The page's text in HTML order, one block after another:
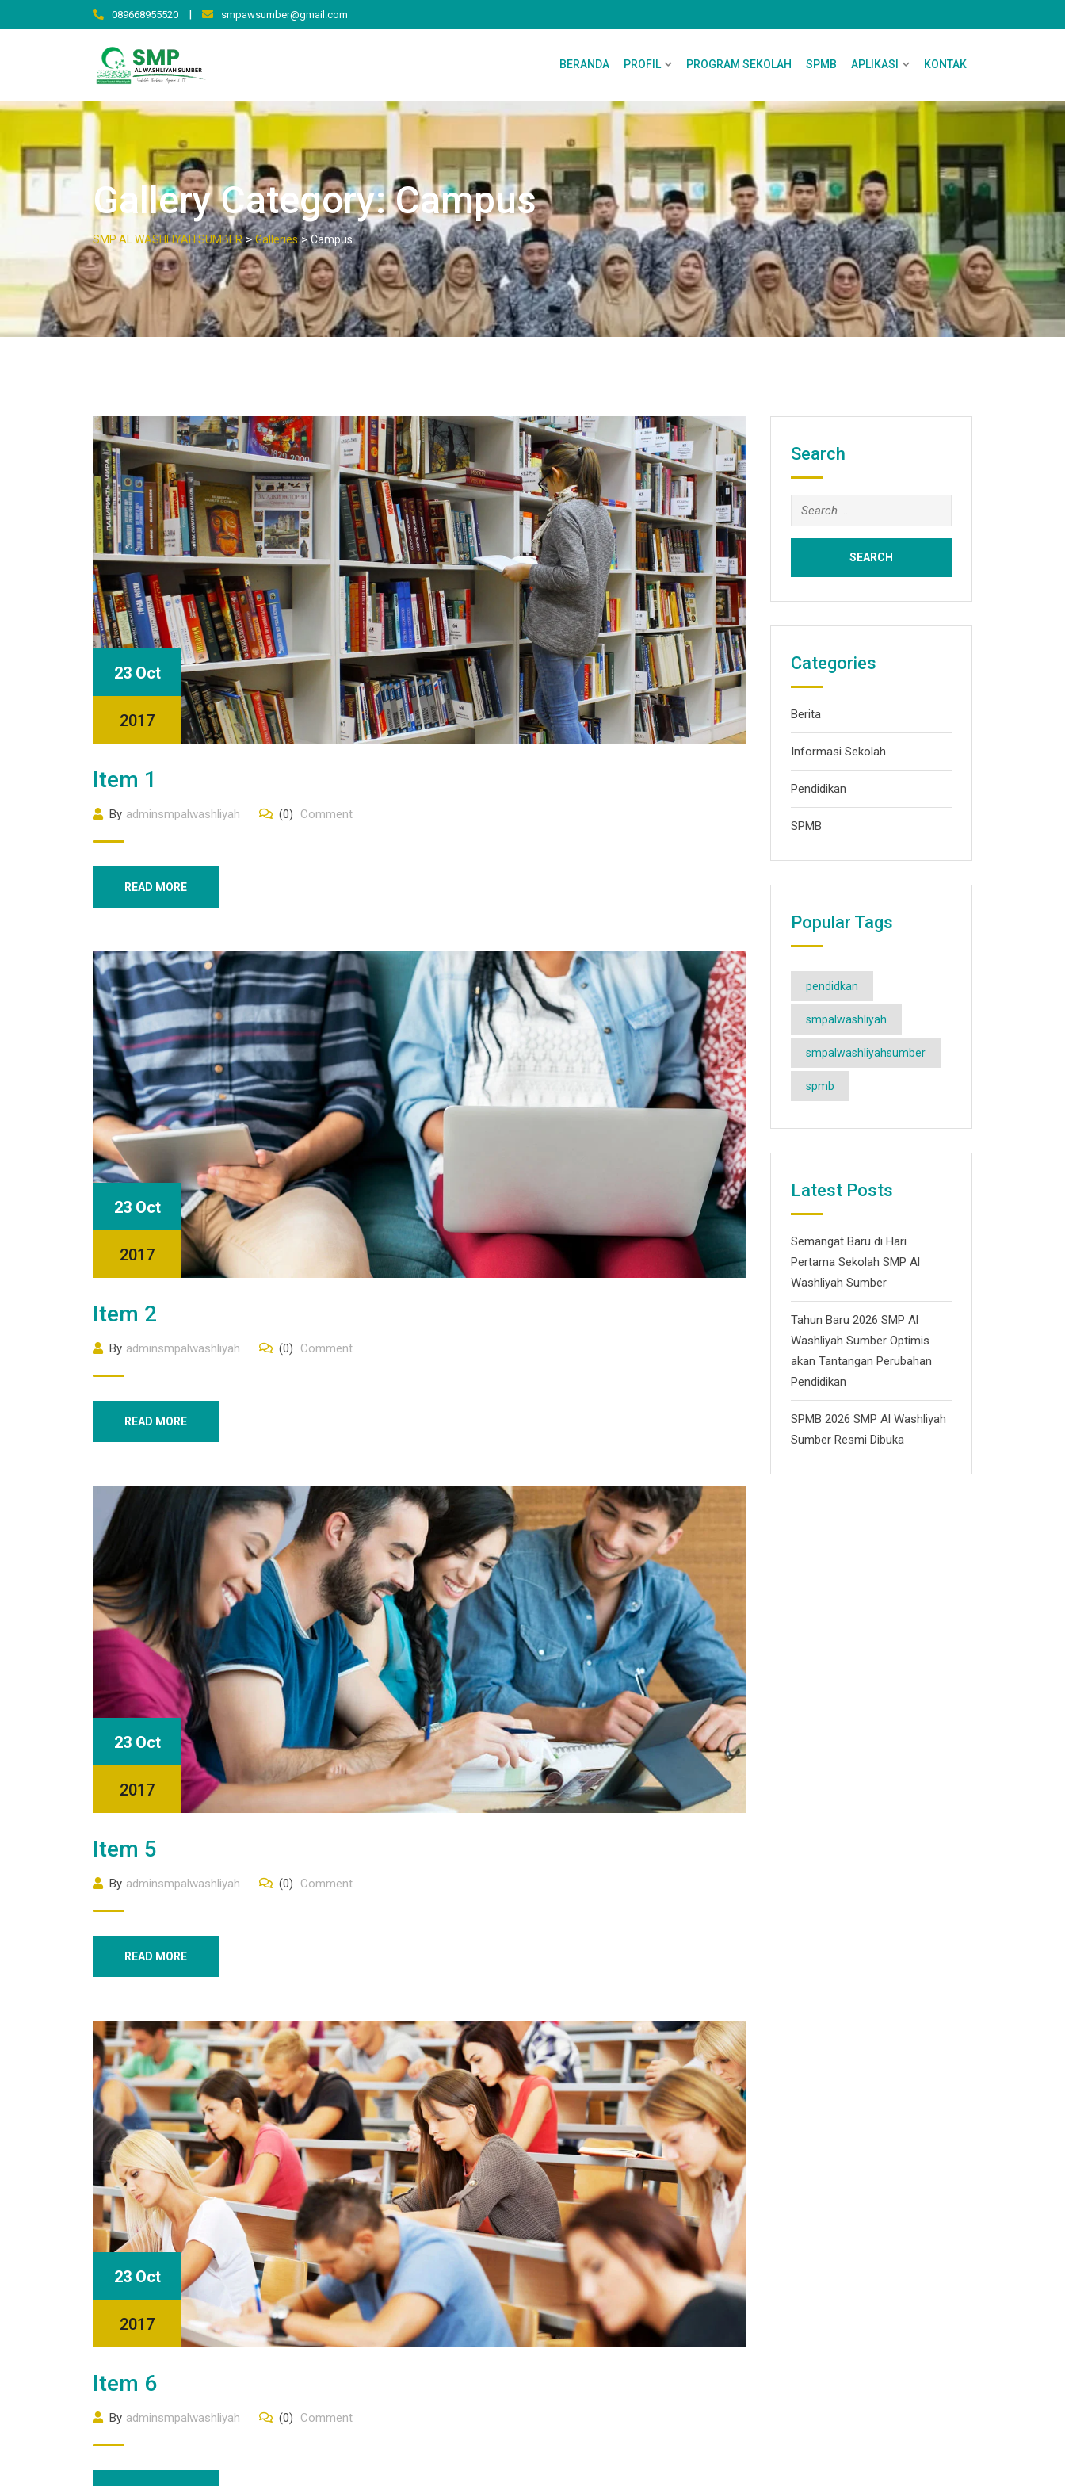
089668955520 | smpawsumber@gmail.com
BERANDA PROFIL PROGRAM SEKOLAH SPMB APLIKASI KONTAK
Gallery Category:Campus
SMP AL WASHLIYAH SUMBER>Galleries>Campus
23 Oct
2017
Item 1
By adminsmpalwashliyah (0) Comment
READ MORE
23 Oct
2017
Item 2
By adminsmpalwashliyah (0) Comment
READ MORE
23 Oct
2017
Item 5
By adminsmpalwashliyah (0) Comment
READ MORE
23 Oct
2017
Item 6
By adminsmpalwashliyah (0) Comment
Search
Categories
Berita
Informasi Sekolah
Pendidikan
SPMB
Popular Tags
pendidkan
smpalwashliyah
smpalwashliyahsumber
spmb
Latest Posts
Semangat Baru di Hari
Pertama Sekolah SMP Al
Washliyah Sumber
Tahun Baru 2026 SMP Al
Washliyah Sumber Optimis
akan Tantangan Perubahan
Pendidikan
SPMB 2026 SMP Al Washliyah
Sumber Resmi Dibuka